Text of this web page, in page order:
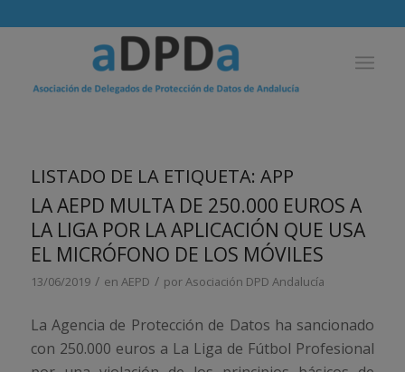
LISTADO DE LA ETIQUETA: APP
LA AEPD MULTA DE 250.000 EUROS A
LA LIGA POR LA APLICACIÓN QUE USA
EL MICRÓFONO DE LOS MÓVILES
13/06/2019 / en AEPD / porAsociación DPD Andalucía
La Agencia de Protección de Datos ha sancionado
con 250.000 euros a La Liga de Fútbol Profesional